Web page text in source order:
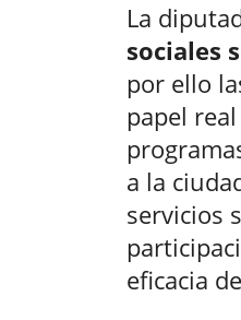
La
sociales
por ello
papel
a la
servicios
eficacia